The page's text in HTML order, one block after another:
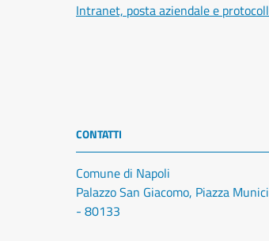
Intranet, posta aziendale e
CONTATTI
Comune di Napoli
Palazzo San Giacomo, Piazza
- 80133